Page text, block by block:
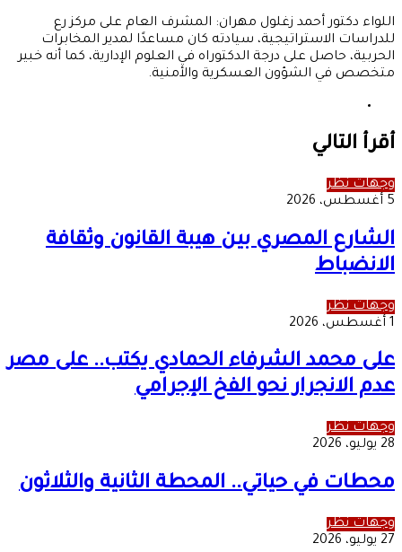
اللواء دكتور أحمد زغلول مهران: المشرف العام على مركز رع
للدراسات الاستراتيجية، سيادته كان مساعدًا لمدير المخابرات
الحربية، حاصل على درجة الدكتوراه في العلوم الإدارية، كما أنه خبير
متخصص في الشؤون العسكرية والأمنية.
أقرأ التالي
وجهات نظر
5 أغسطس، 2026
الشارع المصري بين هيبة القانون وثقافة
الانضباط
وجهات نظر
1 أغسطس، 2026
على محمد الشرفاء الحمادي يكتب.. على مصر
عدم الانجرار نحو الفخ الإجرامي
وجهات نظر
28 يوليو، 2026
محطات في حياتي.. المحطة الثانية والثلاثون
وجهات نظر
27 يوليو، 2026